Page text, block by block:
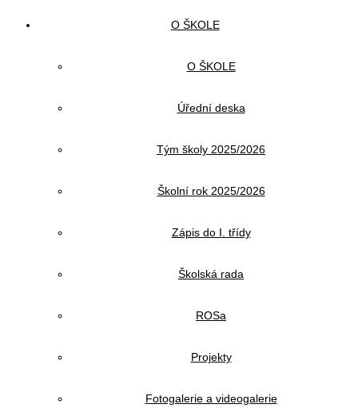
O ŠKOLE
O ŠKOLE
Úřední deska
Tým školy 2025/2026
Školní rok 2025/2026
Zápis do I. třídy
Školská rada
ROSa
Projekty
Fotogalerie a videogalerie